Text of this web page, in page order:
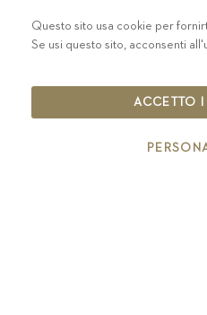
PRIVACY-
Questo sito usa cookie per
Se usi questo sito, acconsenti
ACCETTO